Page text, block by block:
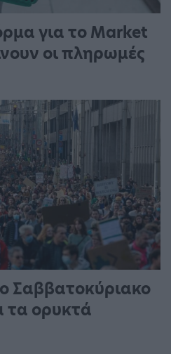
για το Market
οι πληρωμές
Σαββατοκύριακο
τα ορυκτά